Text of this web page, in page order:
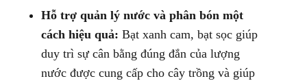
Hỗ trợ quản lý nước và phân bón một
cách hiệu quả: Bạt xanh cam, bạt sọc giúp
duy trì sự cân bằng đúng đắn của lượng
nước được cung cấp cho cây trồng và giúp